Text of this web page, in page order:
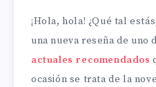
¡Hola, hola! ¿Qué tal
una nueva reseña de
actuales recomendados
ocasión se trata de la